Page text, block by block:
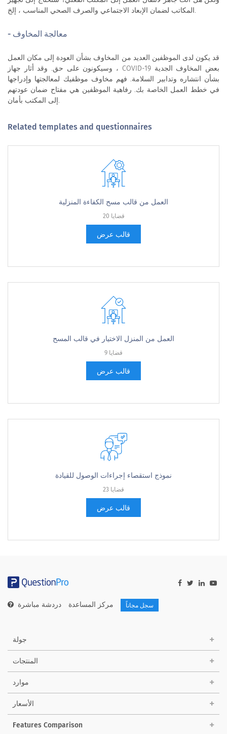
المكاتب لضمان الإبعاد الاجتماعي والصرف الصحي المناسب ، إلخ.
- معالجة المخاوف
قد يكون لدى الموظفين العديد من المخاوف بشأن العودة إلى مكان العمل
، وسيكونون على حق. وقد أثار جهاز COVID-19 بعض المخاوف الجدية
بشأن انتشاره وتدابير السلامة. فهم مخاوف موظفيك لمعالجتها وإدراجها
في خطط العمل الخاصة بك. رفاهية الموظفين هي مفتاح ضمان عودتهم
إلى المكتب بأمان.
Related templates and questionnaires
العمل من قالب مسح الكفاءة المنزلية
20 قضايا
قالب عرض
العمل من المنزل الاختيار في قالب المسح
9 قضايا
قالب عرض
نموذج استقصاء إجراءات الوصول للقيادة
23 قضايا
قالب عرض
مركز المساعدة دردشة مباشرة سجل مجاناً
جولة
المنتجات
موارد
الأسعار
Features Comparison